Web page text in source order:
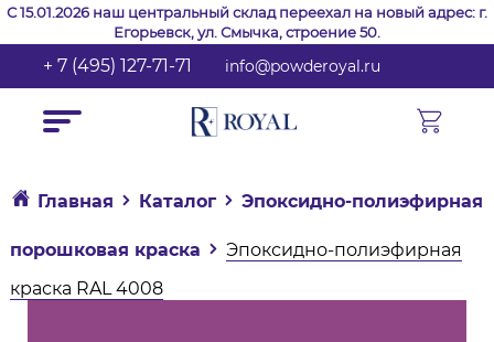
С 15.01.2026 наш центральный склад переехал на новый адрес: г.
Егорьевск, ул. Смычка, строение 50.
+ 7 (495) 127-71-71 info@powderoyal.ru
Главная Каталог Эпоксидно-полиэфирная
порошковая краска
Эпоксидно-полиэфирная
краска RAL 4008